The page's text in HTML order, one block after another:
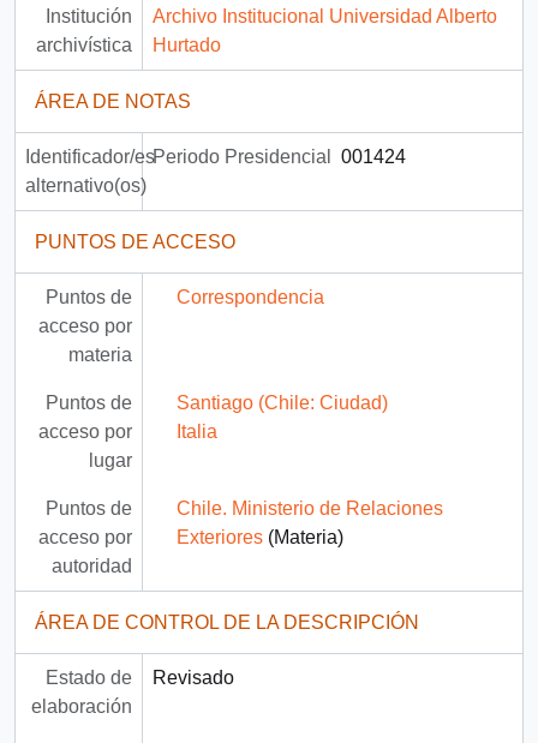
Institución
archivística
Archivo Institucional Universidad Alberto
Hurtado
ÁREA DE NOTAS
Identificador/es
alternativo(os)
Periodo Presidencial 001424
PUNTOS DE ACCESO
Puntos de
acceso por
materia
Correspondencia
Puntos de
acceso por
lugar
Santiago (Chile: Ciudad)
Italia
Puntos de
acceso por
autoridad
Chile. Ministerio de Relaciones
Exteriores(Materia)
ÁREA DE CONTROL DE LA DESCRIPCIÓN
Estado de
elaboración
Revisado